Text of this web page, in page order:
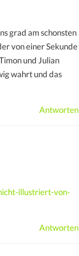
grad am schonsten
von einer Sekunde
und Julian
wahrt und das
Antworten
illustriert-von-
Antworten